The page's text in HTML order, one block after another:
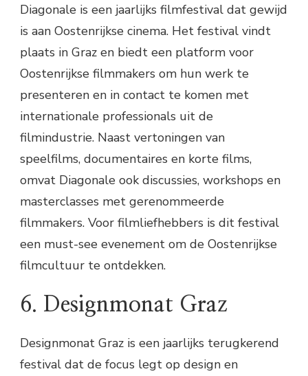
Diagonale is een jaarlijks filmfestival dat gewijd
is aan Oostenrijkse cinema. Het festival vindt
plaats in Graz en biedt een platform voor
Oostenrijkse filmmakers om hun werk te
presenteren en in contact te komen met
internationale professionals uit de
filmindustrie. Naast vertoningen van
speelfilms, documentaires en korte films,
omvat Diagonale ook discussies, workshops en
masterclasses met gerenommeerde
filmmakers. Voor filmliefhebbers is dit festival
een must-see evenement om de Oostenrijkse
filmcultuur te ontdekken.
6. Designmonat Graz
Designmonat Graz is een jaarlijks terugkerend
festival dat de focus legt op design en